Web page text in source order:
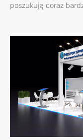
poszukują coraz